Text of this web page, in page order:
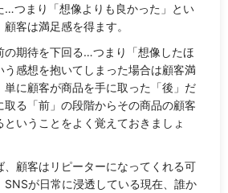
…つまり「想像よりも良かった」とい
客は満足感を得ます。
の期待を下回る…つまり「想像したほ
う感想を抱いてしまった場合は顧客満
単に顧客が商品を手に取った「後」だ
取る「前」の段階からその商品の顧客
いうことをよく覚えておきましょ
、顧客はリピーターになってくれる可
SNSが日常に浸透している現在、誰か